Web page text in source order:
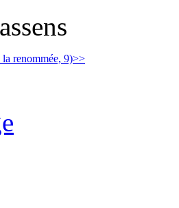
renommée, 9)>>